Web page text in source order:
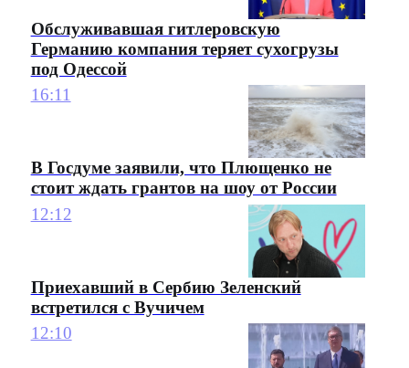
Обслуживавшая гитлеровскую
Германию компания теряет сухогрузы
под Одессой
16:11
В Госдуме заявили, что Плющенко не
стоит ждать грантов на шоу от России
12:12
Приехавший в Сербию Зеленский
встретился с Вучичем
12:10